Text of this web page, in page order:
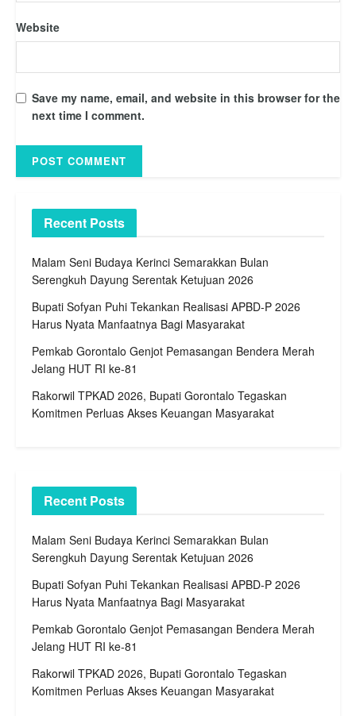
Website
Save my name, email, and website in this browser for the
next time I comment.
Recent Posts
Malam Seni Budaya Kerinci Semarakkan Bulan
Serengkuh Dayung Serentak Ketujuan 2026
Bupati Sofyan Puhi Tekankan Realisasi APBD-P 2026
Harus Nyata Manfaatnya Bagi Masyarakat
Pemkab Gorontalo Genjot Pemasangan Bendera Merah
Jelang HUT RI ke-81
Rakorwil TPKAD 2026, Bupati Gorontalo Tegaskan
Komitmen Perluas Akses Keuangan Masyarakat
Recent Posts
Malam Seni Budaya Kerinci Semarakkan Bulan
Serengkuh Dayung Serentak Ketujuan 2026
Bupati Sofyan Puhi Tekankan Realisasi APBD-P 2026
Harus Nyata Manfaatnya Bagi Masyarakat
Pemkab Gorontalo Genjot Pemasangan Bendera Merah
Jelang HUT RI ke-81
Rakorwil TPKAD 2026, Bupati Gorontalo Tegaskan
Komitmen Perluas Akses Keuangan Masyarakat